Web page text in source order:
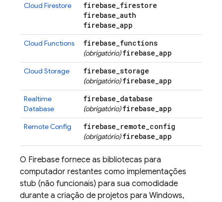
Cloud Firestore firebase_firestore
firebase_auth
firebase_app
Cloud Functions firebase_functions
(obrigatório) firebase_app
Cloud Storage firebase_storage
(obrigatório) firebase_app
Realtime
Database
firebase_database
(obrigatório) firebase_app
Remote Config firebase_remote_config
(obrigatório) firebase_app
O Firebase fornece as bibliotecas para
computador restantes como implementações
stub (não funcionais) para sua comodidade
durante a criação de projetos para Windows,